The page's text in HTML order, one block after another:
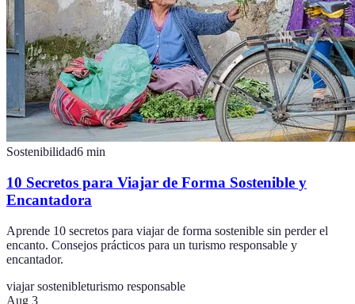
Sostenibilidad6 min
10 Secretos para Viajar de Forma Sostenible y
Encantadora
Aprende 10 secretos para viajar de forma sostenible sin perder el
encanto. Consejos prácticos para un turismo responsable y
encantador.
viajar sostenibleturismo responsable
Aug 3